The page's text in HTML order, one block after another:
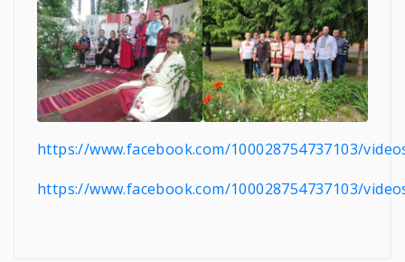
https://www.facebook.com/100028754737103/
https://www.facebook.com/100028754737103/